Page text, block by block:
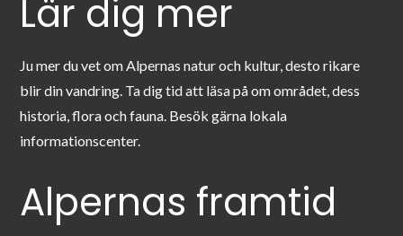
Lär dig mer
Ju mer du vet om Alpernas natur och kultur, desto rikare
blir din vandring. Ta dig tid att läsa på om området, dess
historia, flora och fauna. Besök gärna lokala
informationscenter.
Alpernas framtid